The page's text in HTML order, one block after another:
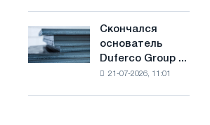
импорт
Саудовской
Скончался
основатель
Duferco
Скончался
основатель
Duferco Group ...
21-07-2026, 11:01